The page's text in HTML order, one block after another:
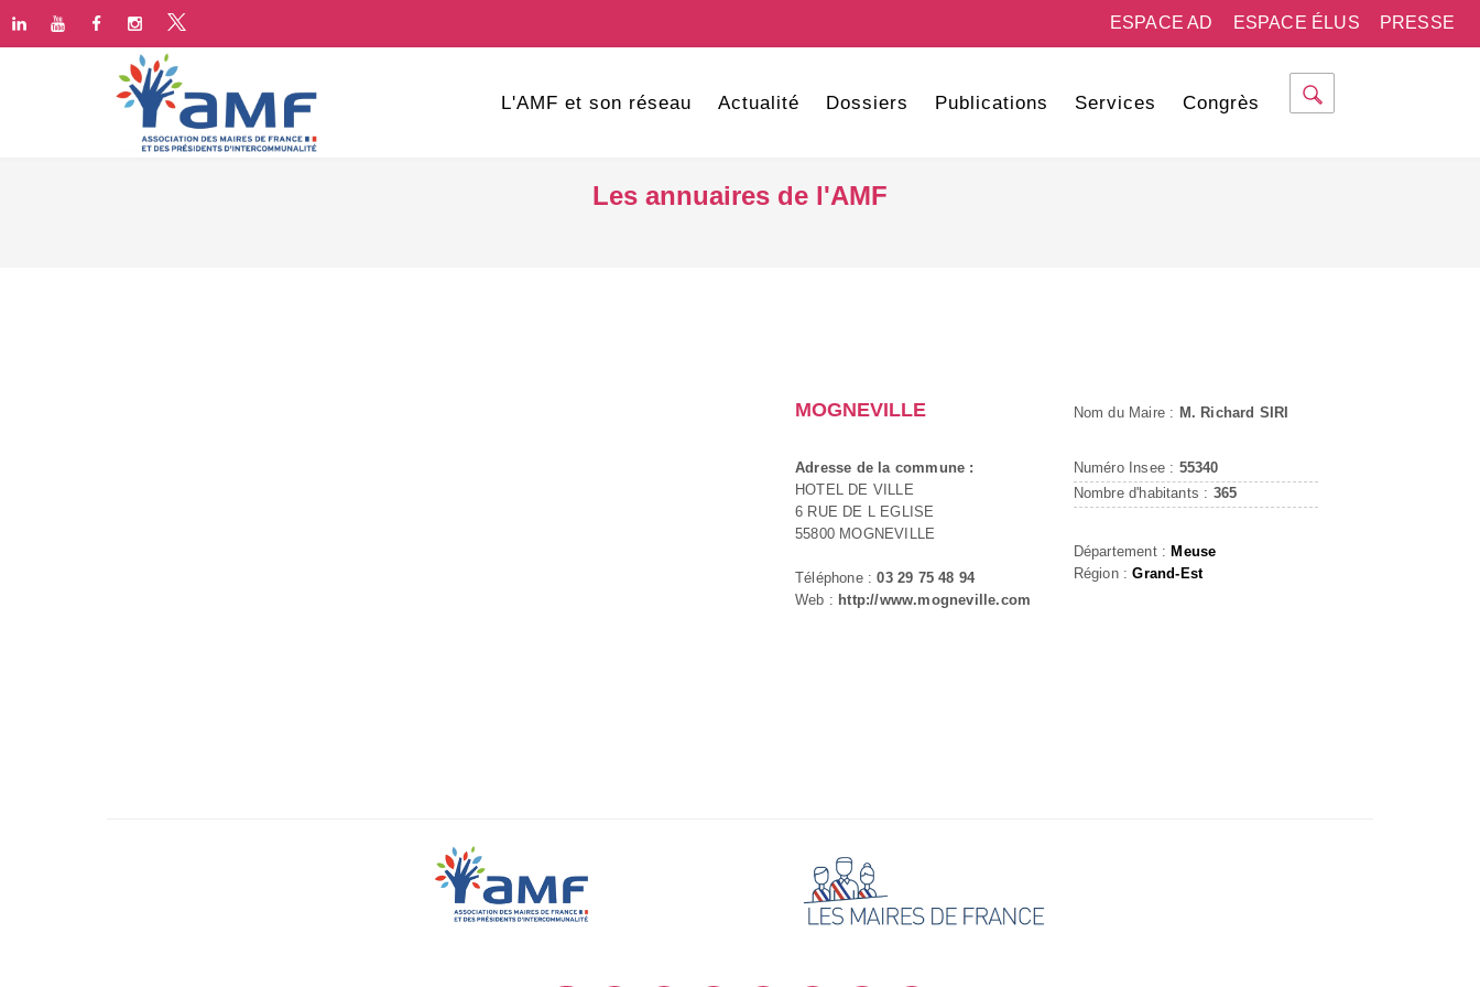
PRESSE
ESPACE ÉLUS
ESPACE AD
L'AMF et son réseau Actualité Dossiers Publications Services Congrès
Les annuaires de l'AMF
MOGNEVILLE
Adresse de la commune :
HOTEL DE VILLE
6 RUE DE L EGLISE
55800 MOGNEVILLE
Téléphone :03 29 75 48 94
Web : http://www.mogneville.com
Nom du Maire : M. Richard SIRI
Numéro Insee : 55340
Nombre d'habitants : 365
Département : Meuse
Région :Grand-Est